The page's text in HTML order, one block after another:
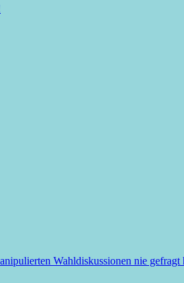
Wahldiskussionen nie gefragt